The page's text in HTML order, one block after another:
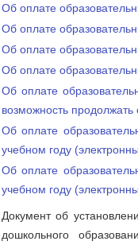
Об оплате
Об оплате
Об оплате
Об оплате
Об оплате
возможность
Об оплате
учебном году
Об оплате
учебном году
Документ об
дошкольного